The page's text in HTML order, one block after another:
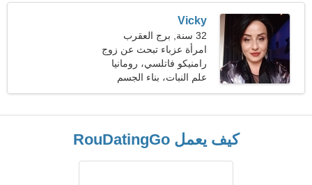
Vicky
32 سنة, برج العقرب
امرأة عزباء تبحث عن زوج
38-40
رامنيكو فاتلسي، رومانيا
علم النبات، بناء الجسم
كيف يعمل RouDatingGo